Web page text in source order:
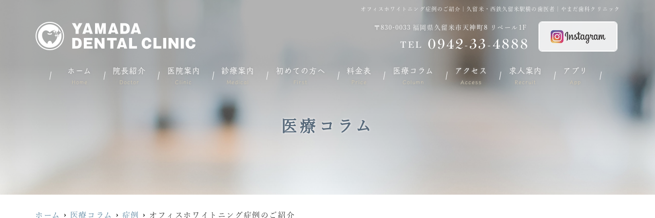
オフィスホワイトニング症例のご紹介｜久留米・西鉄久留米駅横の歯医者｜やまだ歯科クリニック
〒830-0033 福岡県久留米市天神町8 リベール1F
TEL 0942-33-4888
ホーム
Home
院長紹介
Doctor
医院案内
Clinic
診療案内
Medical
初めての方へ
First
料金表
Price
医療コラム
Column
アクセス
Access
求人案内
Recruit
アプリ
App
医療コラム
ホーム 医療コラム 症例 オフィスホワイトニング症例のご紹介